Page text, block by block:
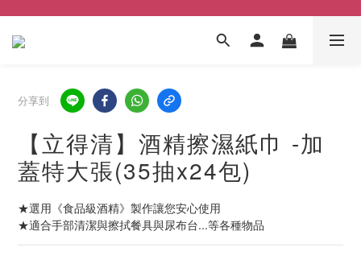
分享到
【立得清】酒精擦濕紙巾 -加
蓋特大張(35抽x24包)
★選用《食品級酒精》製作讓您安心使用
★適合手部清潔與擦拭餐具與尿布台...等各種物品